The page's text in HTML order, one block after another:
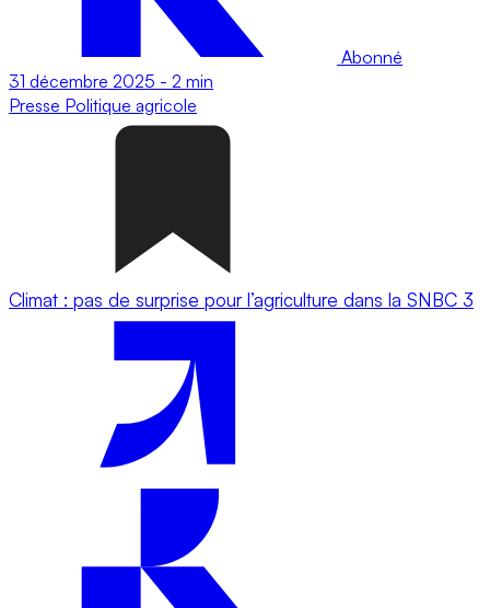
Abonné
31 décembre 2025 - 2 min
Presse Politique agricole
Climat : pas de surprise pour l’agriculture dans la SNBC 3